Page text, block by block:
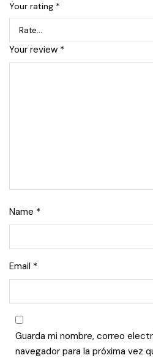
Your rating *
Your review *
Name *
Email *
Guarda mi nombre, correo
navegador para la próxima vez